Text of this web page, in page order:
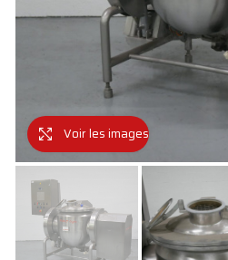
Voir les images